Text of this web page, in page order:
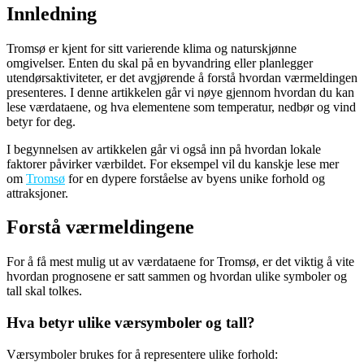
Innledning
Tromsø er kjent for sitt varierende klima og naturskjønne
omgivelser. Enten du skal på en byvandring eller planlegger
utendørsaktiviteter, er det avgjørende å forstå hvordan værmeldingen
presenteres. I denne artikkelen går vi nøye gjennom hvordan du kan
lese værdataene, og hva elementene som temperatur, nedbør og vind
betyr for deg.
I begynnelsen av artikkelen går vi også inn på hvordan lokale
faktorer påvirker værbildet. For eksempel vil du kanskje lese mer
om Tromsø for en dypere forståelse av byens unike forhold og
attraksjoner.
Forstå værmeldingene
For å få mest mulig ut av værdataene for Tromsø, er det viktig å vite
hvordan prognosene er satt sammen og hvordan ulike symboler og
tall skal tolkes.
Hva betyr ulike værsymboler og tall?
Værsymboler brukes for å representere ulike forhold: